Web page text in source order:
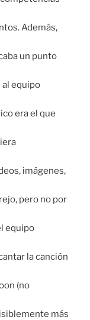
Además,
un punto
equipo
era el que
imágenes,
pero no por
equipo
la canción
(no
más